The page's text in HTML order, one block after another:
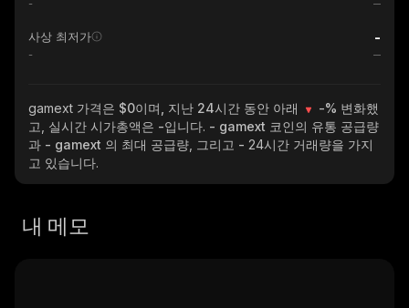
-
사상 최저가 -
-
gamext 가격은 $0이며, 지난 24시간 동안 아래 -% 변화했
고, 실시간 시가총액은 -입니다. - gamext 코인의 유통 공급량
과 - gamext 의 최대 공급량, 그리고 - 24시간 거래량을 가지
고 있습니다.
내 메모